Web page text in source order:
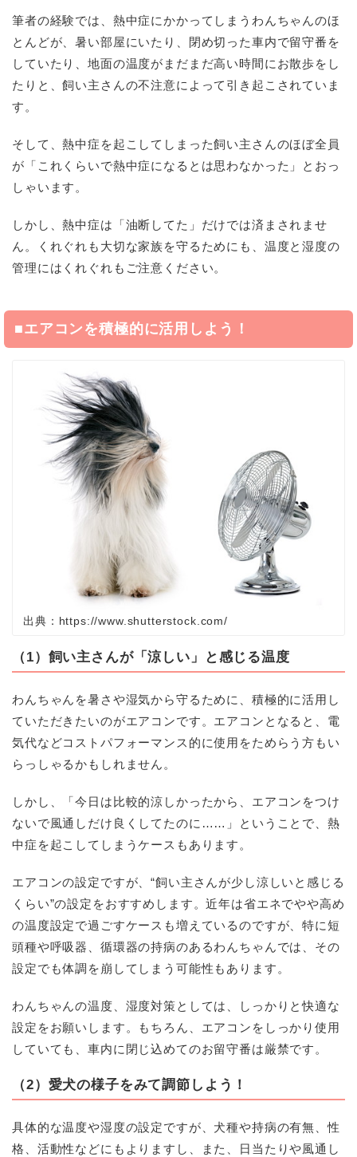
筆者の経験では、熱中症にかかってしまうわんちゃんのほ
とんどが、暑い部屋にいたり、閉め切った車内で留守番を
していたり、地面の温度がまだまだ高い時間にお散歩をし
たりと、飼い主さんの不注意によって引き起こされていま
す。
そして、熱中症を起こしてしまった飼い主さんのほぼ全員
が「これくらいで熱中症になるとは思わなかった」とおっ
しゃいます。
しかし、熱中症は「油断してた」だけでは済まされませ
ん。くれぐれも大切な家族を守るためにも、温度と湿度の
管理にはくれぐれもご注意ください。
■エアコンを積極的に活用しよう！
出典：https://www.shutterstock.com/
（1）飼い主さんが「涼しい」と感じる温度
わんちゃんを暑さや湿気から守るために、積極的に活用し
ていただきたいのがエアコンです。エアコンとなると、電
気代などコストパフォーマンス的に使用をためらう方もい
らっしゃるかもしれません。
しかし、「今日は比較的涼しかったから、エアコンをつけ
ないで風通しだけ良くしてたのに……」ということで、熱
中症を起こしてしまうケースもあります。
エアコンの設定ですが、“飼い主さんが少し涼しいと感じる
くらい”の設定をおすすめします。近年は省エネでやや高め
の温度設定で過ごすケースも増えているのですが、特に短
頭種や呼吸器、循環器の持病のあるわんちゃんでは、その
設定でも体調を崩してしまう可能性もあります。
わんちゃんの温度、湿度対策としては、しっかりと快適な
設定をお願いします。もちろん、エアコンをしっかり使用
していても、車内に閉じ込めてのお留守番は厳禁です。
（2）愛犬の様子をみて調節しよう！
具体的な温度や湿度の設定ですが、犬種や持病の有無、性
格、活動性などにもよりますし、また、日当たりや風通し